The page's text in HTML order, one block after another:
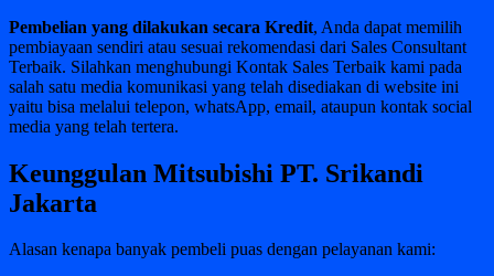
Pembelian yang dilakukan secara Kredit, Anda dapat memilih
pembiayaan sendiri atau sesuai rekomendasi dari Sales Consultant
Terbaik. Silahkan menghubungi Kontak Sales Terbaik kami pada
salah satu media komunikasi yang telah disediakan di website ini
yaitu bisa melalui telepon, whatsApp, email, ataupun kontak social
media yang telah tertera.
Keunggulan Mitsubishi PT. Srikandi
Jakarta
Alasan kenapa banyak pembeli puas dengan pelayanan kami: